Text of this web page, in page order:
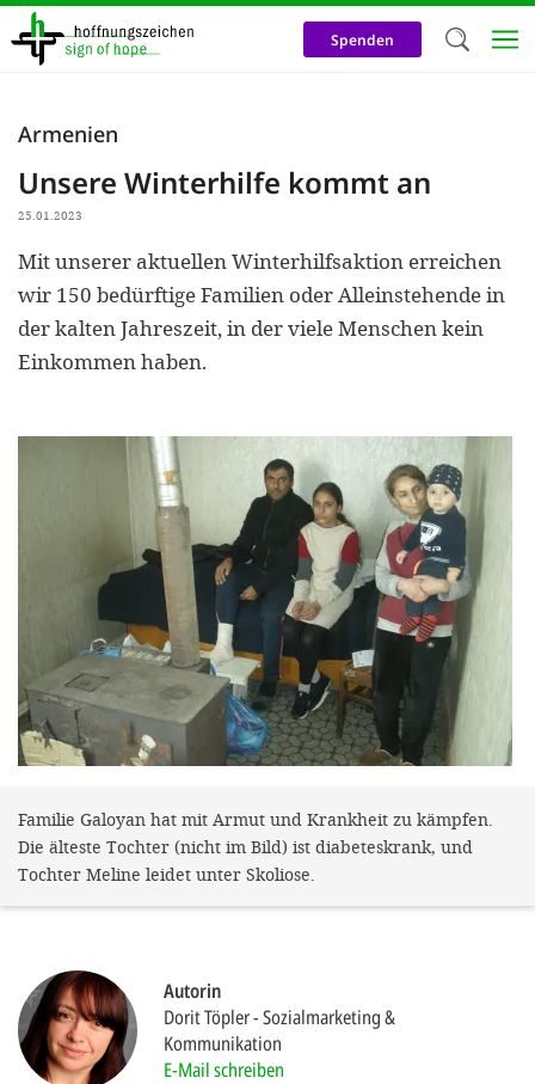
Direkt
zum
Inhalt
Spenden
Armenien
Unsere Winterhilfe kommt an
25.01.2023
Mit unserer aktuellen Winterhilfsaktion erreichen
wir 150 bedürftige Familien oder Alleinstehende in
der kalten Jahreszeit, in der viele Menschen kein
Einkommen haben.
Familie Galoyan hat mit Armut und Krankheit zu kämpfen.
Die älteste Tochter (nicht im Bild) ist diabeteskrank, und
Tochter Meline leidet unter Skoliose.
Autorin
Dorit Töpler Sozialmarketing &
Kommunikation
E-Mail schreiben
nutzen
helfen
Online-
unsere
den